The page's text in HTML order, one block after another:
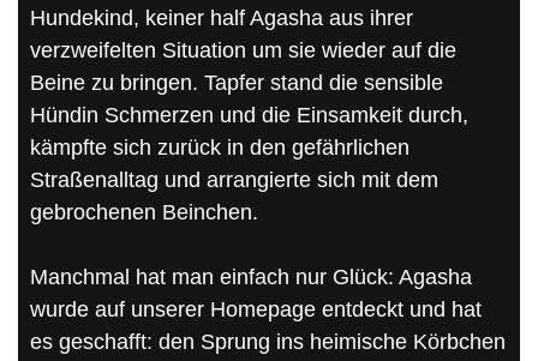
Hundekind, keiner half Agasha aus ihrer
verzweifelten Situation um sie wieder auf die
Beine zu bringen. Tapfer stand die sensible
Hündin Schmerzen und die Einsamkeit durch,
kämpfte sich zurück in den gefährlichen
Straßenalltag und arrangierte sich mit dem
gebrochenen Beinchen.
Manchmal hat man einfach nur Glück: Agasha
wurde auf unserer Homepage entdeckt und hat
es geschafft: den Sprung ins heimische Körbchen